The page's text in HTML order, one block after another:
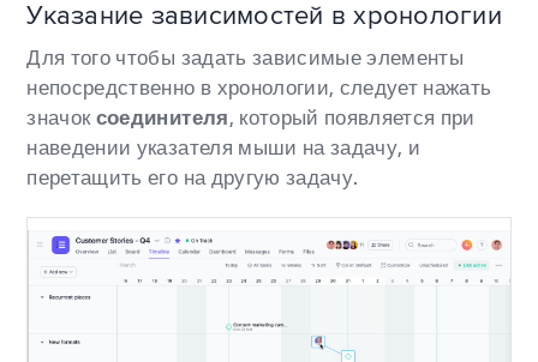
Указание зависимостей в хронологии
Для того чтобы задать зависимые элементы
непосредственно в хронологии, следует нажать
значок соединителя, который появляется при
наведении указателя мыши на задачу, и
перетащить его на другую задачу.